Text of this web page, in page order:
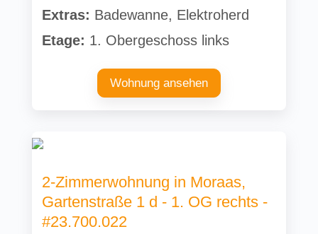
Extras: Badewanne, Elektroherd
Etage: 1. Obergeschoss links
Wohnung ansehen
2-Zimmerwohnung in Moraas,
Gartenstraße 1 d - 1. OG rechts -
#23.700.022